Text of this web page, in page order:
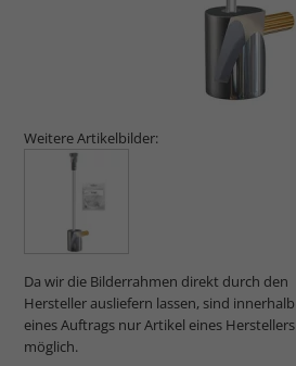
Weitere Artikelbilder:
Da wir die Bilderrahmen direkt durch den
Hersteller ausliefern lassen, sind innerhalb
eines Auftrags nur Artikel eines Herstellers
möglich.